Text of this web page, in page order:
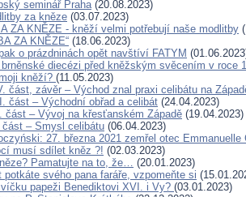
seminář Praha(20.08.2023)
za kněze (03.07.2023)
ZA KNĚZE - kněží velmi potřebují naše modlitby
ZA KNĚZE“ (18.06.2023)
o prázdninách opět navštíví FATYM
diecézi před kněžským svěcením v roce
kněží? (11.05.2023)
část, závěr – Východ znal praxi celibátu na
část – Východní obřad a celibát (24.04.2023)
část – Vývoj na křesťanském Západě (19.04.2023)
– Smysl celibátu (06.04.2023)
27. března 2021 zemřel otec Emmanuelle
musí sdílet kněz ?! (02.03.2023)
Pamatujte na to, že… (20.01.2023)
potkáte svého pana faráře, vzpomeňte si
papeži Benediktovi XVI. i Vy? (03.01.2023)